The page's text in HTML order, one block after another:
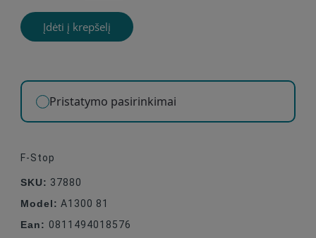
Įdėti į krepšelį
Pristatymo pasirinkimai
F-Stop
SKU: 37880
Model: A1300 81
Ean: 0811494018576